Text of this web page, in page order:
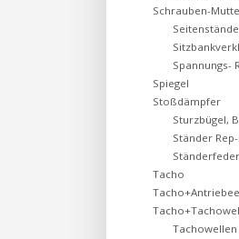
Schrauben-
Spannungs-
Spiegel
Stoßdämpfer
Sturzbügel,
Ständer
Ständerfeder
Tacho
Tacho+Antriebee
Tachowellen